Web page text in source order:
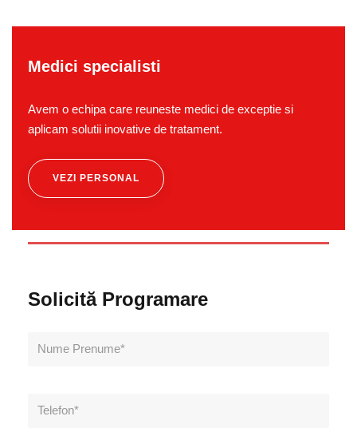
Medici specialisti
Avem o echipa care reuneste medici de exceptie si
aplicam solutii inovative de tratament.
VEZI PERSONAL
Solicită Programare